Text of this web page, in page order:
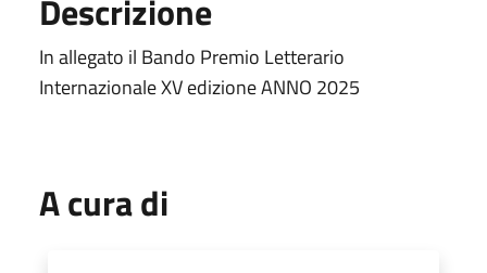
Descrizione
In allegato il Bando Premio Letterario
Internazionale XV edizione ANNO 2025
A cura di